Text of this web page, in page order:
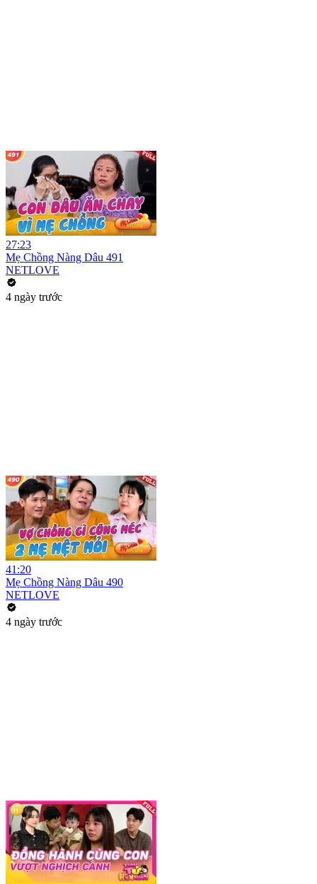
27:23
Mẹ Chồng Nàng Dâu 491
NETLOVE
4 ngày trước
41:20
Mẹ Chồng Nàng Dâu 490
NETLOVE
4 ngày trước